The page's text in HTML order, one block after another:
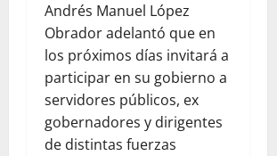
Andrés Manuel López
Obrador adelantó que en
los próximos días invitará a
participar en su gobierno a
servidores públicos, ex
gobernadores y dirigentes
de distintas fuerzas